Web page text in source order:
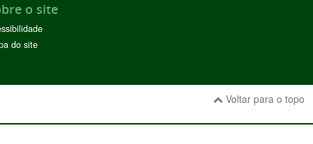
o site
do site
Voltar para o topo